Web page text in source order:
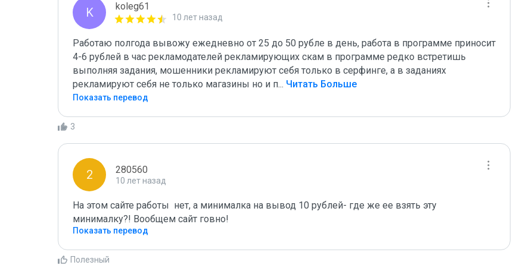
K koleg61
10 лет назад
Работаю полгода вывожу ежедневно от 25 до 50 рубле в день, работа в программе приносит
4-6 рублей в час рекламодателей рекламирующих скам в программе редко встретишь
выполняя задания, мошенники рекламируют себя только в серфинге, а в заданиях
рекламируют себя не только магазины но и п... Читать Больше
Показать перевод
3
2 280560
10 лет назад
На этом сайте работы  нет, а минималка на вывод 10 рублей- где же ее взять эту
минималку?! Вообщем сайт говно!
Показать перевод
Полезный